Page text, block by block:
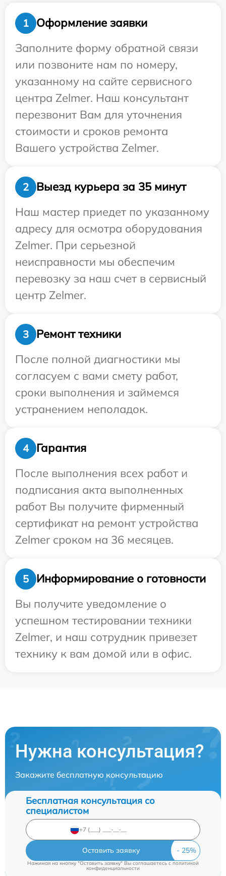
1
Оформление заявки
Заполните форму обратной связи
или позвоните нам по номеру,
указанному на сайте сервисного
центра Zelmer. Наш консультант
перезвонит Вам для уточнения
стоимости и сроков ремонта
Вашего устройства Zelmer.
2
Выезд курьера за 35 минут
Наш мастер приедет по указанному
адресу для осмотра оборудования
Zelmer. При серьезной
неисправности мы обеспечим
перевозку за наш счет в сервисный
центр Zelmer.
3
Ремонт техники
После полной диагностики мы
согласуем с вами смету работ,
сроки выполнения и займемся
устранением неполадок.
4
Гарантия
После выполнения всех работ и
подписания акта выполненных
работ Вы получите фирменный
сертификат на ремонт устройства
Zelmer сроком на 36 месяцев.
5
Информирование о готовности
Вы получите уведомление о
успешном тестировании техники
Zelmer, и наш сотрудник привезет
технику к вам домой или в офис.
Нужна консультация?
Закажите бесплатную консультацию
Бесплатная консультация со
специалистом
Оставить заявку
Нажимая на кнопку "Оставить заявку" Вы соглашаетесь cполитикой
конфиденциальности